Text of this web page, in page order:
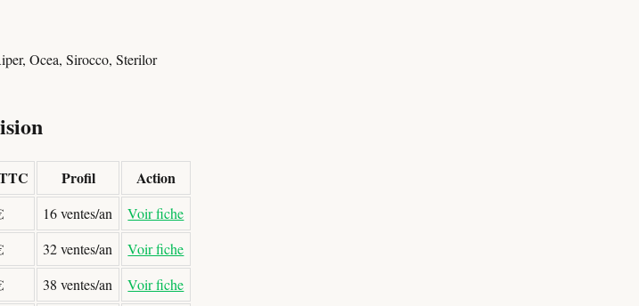
Ocea, Sirocco, Sterilor
Profil
Action
16 ventes/an Voir fiche
32 ventes/an Voir fiche
38 ventes/an Voir fiche